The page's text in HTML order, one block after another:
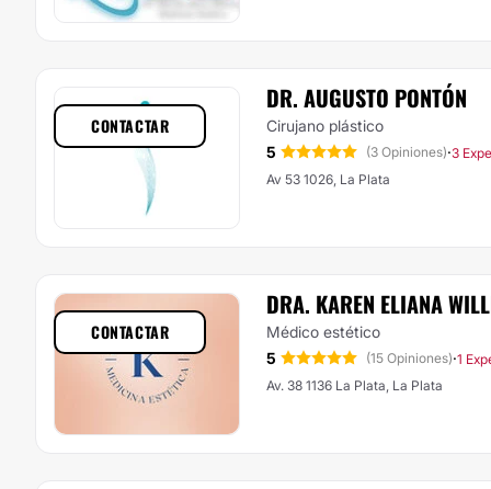
DR. AUGUSTO PONTÓN
Cirujano plástico
5
(3 Opiniones)·3
Av 53 1026, La Plata
CONTACTAR
DRA. KAREN ELIANA
Médico estético
5
(15 Opiniones)·1
Av. 38 1136 La Plata, La Plata
CONTACTAR